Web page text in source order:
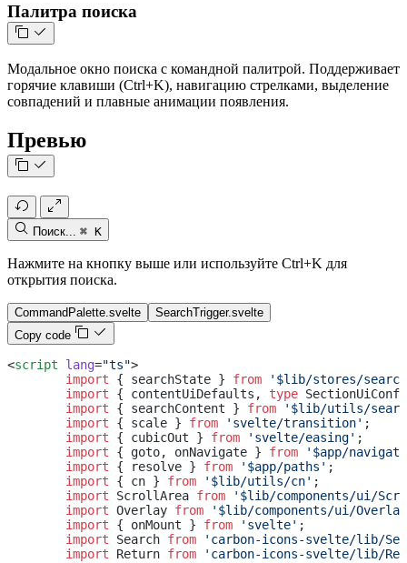
Палитра поиска
Модальное окно поиска с командной палитрой. Поддерживает
горячие клавиши (Ctrl+K), навигацию стрелками, выделение
совпадений и плавные анимации появления.
Превью
Поиск... ⌘ K
Нажмите на кнопку выше или используйте Ctrl+K для
открытия поиска.
CommandPalette.svelte
SearchTrigger.svelte
Copy code
<script lang="ts">
	import
{ searchState } from '$lib/stores/
	import
{ contentUiDefaults, type
	import
{ searchContent } from '$lib/utils/
	import
{ scale } from 'svelte/transition' ;
	import
{ cubicOut } from 'svelte/easing' ;
	import
{ goto, onNavigate } from '$app/
	import
{ resolve } from '$app/paths' ;
	import
{ cn } from '$lib/utils/cn' ;
	import
ScrollArea from '$lib/components/ui/
	import
Overlay from '$lib/components/ui/
	import
{ onMount } from 'svelte' ;
	import
Search from 'carbon-icons-svelte/lib/
	import
Return from 'carbon-icons-svelte/lib/